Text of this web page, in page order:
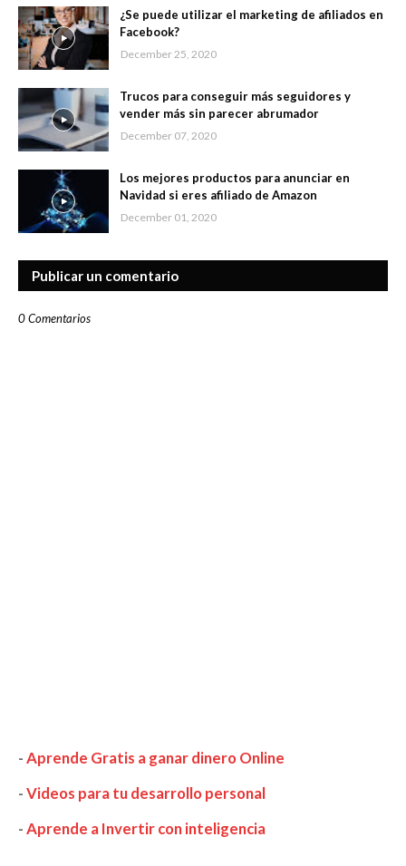
¿Se puede utilizar el marketing de afiliados en
Facebook?
December 25, 2020
Trucos para conseguir más seguidores y
vender más sin parecer abrumador
December 07, 2020
Los mejores productos para anunciar en
Navidad si eres afiliado de Amazon
December 01, 2020
Publicar un comentario
0 Comentarios
-Aprende Gratis a ganar dinero Online
-Videos para tu desarrollo personal
-Aprende a Invertir con inteligencia